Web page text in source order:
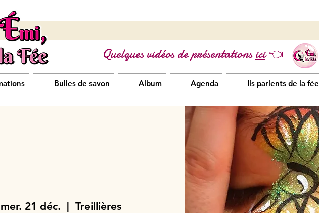
Bulles de savon Album Agenda Ils parlents de la fée
Quelques vidéos de présentationsici👈
mer. 21 déc.
  |
Treillières